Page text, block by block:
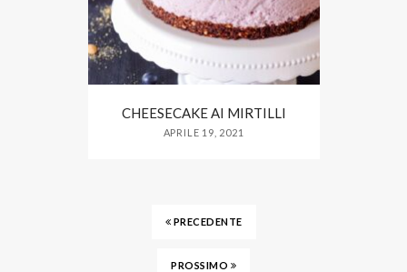
CHEESECAKE AI MIRTILLI
APRILE 19, 2021
PRECEDENTE
PROSSIMO